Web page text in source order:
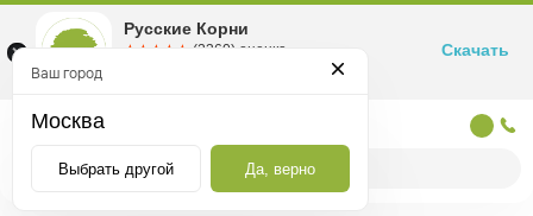
Ваш город
Москва
Выбрать другой Да, верно
Русские Корни
☆☆☆☆☆
★★★★★ (2360) оценка
Маркетплейс товаров для здоровья
Скачать